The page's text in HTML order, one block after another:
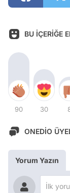
BU İÇERİĞE
90 30
ONEDİO
Yorum Yazın